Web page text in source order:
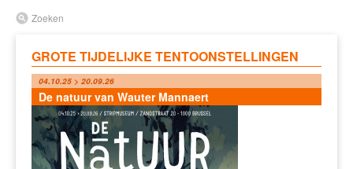
Zoeken
GROTE TIJDELIJKE TENTOONSTELLINGEN
04.10.25 > 20.09.26
De natuur van Wauter Mannaert